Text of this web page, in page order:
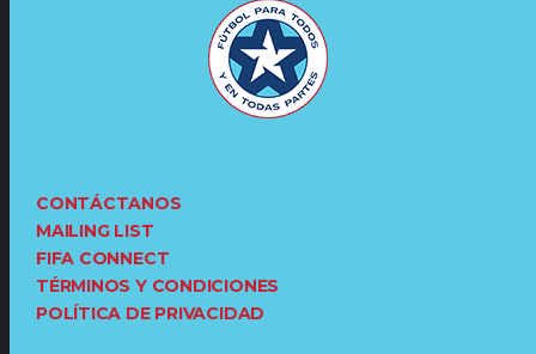
CONTÁCTANOS
MAILING LIST
FIFA CONNECT
TÉRMINOS Y CONDICIONES
POLÍTICA DE PRIVACIDAD